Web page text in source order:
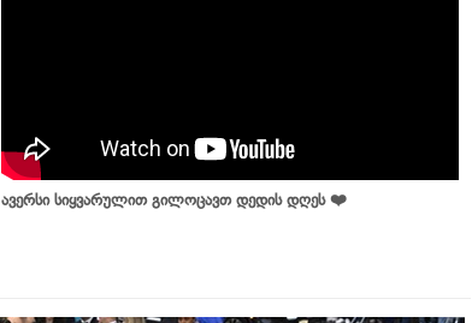
ავერსი სიყვარულით გილოცავთ დედის დღეს ❤️